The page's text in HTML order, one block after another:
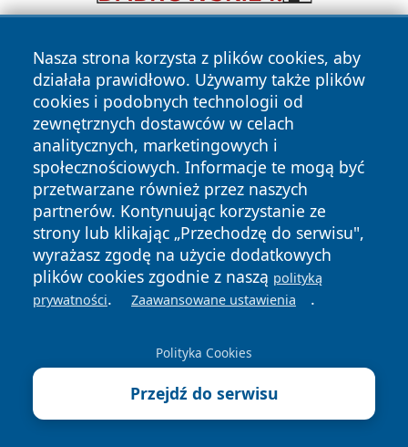
Nasza strona korzysta z plików cookies, aby
działała prawidłowo. Używamy także plików
cookies i podobnych technologii od
zewnętrznych dostawców w celach
analitycznych, marketingowych i
społecznościowych. Informacje te mogą być
przetwarzane również przez naszych
partnerów. Kontynuując korzystanie ze
strony lub klikając „Przechodzę do serwisu",
wyrażasz zgodę na użycie dodatkowych
plików cookies zgodnie z naszą polityką
prywatności. Zaawansowane ustawienia .
Polityka Cookies
Przejdź do serwisu
Copyright © 2026 zawiercieonline.pl Wszystkie prawa
zastrzeżone.
Autorzy
Polityka
Prywatności
Polityka
Cookies